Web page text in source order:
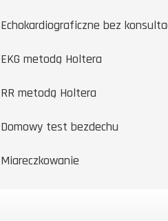
Echokardiograficzne bez
EKG metodą Holtera
RR metodą Holtera
Domowy test bezdechu
Miareczkowanie